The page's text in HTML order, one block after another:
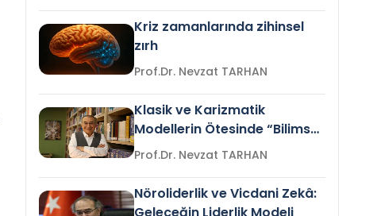
Kriz zamanlarında zihinsel
zırh
Prof.Dr. Nevzat TARHAN
Klasik ve Karizmatik
Modellerin Ötesinde “Bilimsel
Liderlik”
Prof.Dr. Nevzat TARHAN
Nöroliderlik ve Vicdani Zekâ: